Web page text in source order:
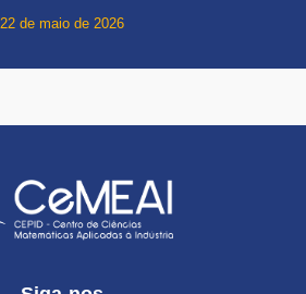
22 de maio de 2026